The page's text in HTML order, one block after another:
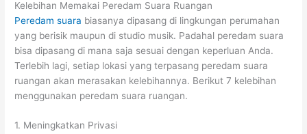
Kelebihan Memakai Peredam Suara Ruangan
Peredam suara biasanya dipasang di lingkungan perumahan
yang berisik maupun di studio musik. Padahal peredam suara
bisa dipasang di mana saja sesuai dengan keperluan Anda.
Terlebih lagi, setiap lokasi yang terpasang peredam suara
ruangan akan merasakan kelebihannya. Berikut 7 kelebihan
menggunakan peredam suara ruangan.
1. Meningkatkan Privasi